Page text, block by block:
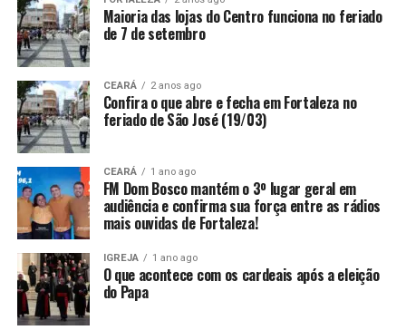
Maioria das lojas do Centro funciona no feriado
de 7 de setembro
CEARÁ 2 anos ago
Confira o que abre e fecha em Fortaleza no
feriado de São José (19/03)
CEARÁ 1 ano ago
FM Dom Bosco mantém o 3º lugar geral em
audiência e confirma sua força entre as rádios
mais ouvidas de Fortaleza!
IGREJA 1 ano ago
O que acontece com os cardeais após a eleição
do Papa